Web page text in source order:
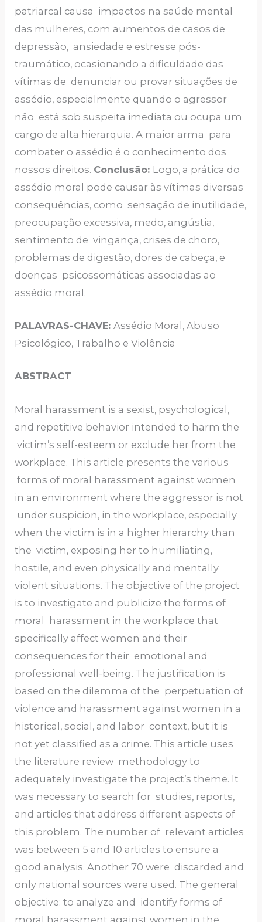
patriarcal causa impactos na saúde mental
das mulheres, com aumentos de casos de
depressão, ansiedade e estresse pós-
traumático, ocasionando a dificuldade das
vítimas de denunciar ou provar situações de
assédio, especialmente quando o agressor
não está sob suspeita imediata ou ocupa um
cargo de alta hierarquia. A maior arma para
combater o assédio é o conhecimento dos
nossos direitos. Conclusão: Logo, a prática do
assédio moral pode causar às vítimas diversas
consequências, como sensação de inutilidade,
preocupação excessiva, medo, angústia,
sentimento de vingança, crises de choro,
problemas de digestão, dores de cabeça, e
doenças psicossomáticas associadas ao
assédio moral.
PALAVRAS-CHAVE:Assédio Moral, Abuso
Psicológico, Trabalho e Violência
ABSTRACT
Moral harassment is a sexist, psychological,
and repetitive behavior intended to harm the
victim’s self-esteem or exclude her from the
workplace. This article presents the various
forms of moral harassment against women
in an environment where the aggressor is not
under suspicion, in the workplace, especially
when the victim is in a higher hierarchy than
the victim, exposing her to humiliating,
hostile, and even physically and mentally
violent situations. The objective of the project
is to investigate and publicize the forms of
moral harassment in the workplace that
specifically affect women and their
consequences for their emotional and
professional well-being. The justification is
based on the dilemma of the perpetuation of
violence and harassment against women in a
historical, social, and labor context, but it is
not yet classified as a crime. This article uses
the literature review methodology to
adequately investigate the project’s theme. It
was necessary to search for studies, reports,
and articles that address different aspects of
this problem. The number of relevant articles
was between 5 and 10 articles to ensure a
good analysis. Another 70 were discarded and
only national sources were used. The general
objective: to analyze and identify forms of
moral harassment against women in the